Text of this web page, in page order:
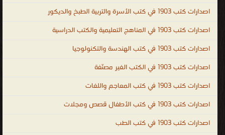
الفرنسية والشرح أيضا باللغة العربية ، كتاب تعلم اللغة التركية بدون
معلم PDF ، تعلم اللغة الايطالية بالعربية PDF ، كتاب تعلم اللغة التركية
languages ، kutub ، تعلم اللغات
اصدارات كتب 1903 في كتب الأسرة والتربية الطبخ والديكور
اصدارات كتب 1903 في المناهج التعليمية والكتب الدراسية
اصدارات كتب 1903 في كتب الهندسة والتكنولوجيا
اصدارات كتب 1903 في الكتب الغير مصنّفة
اصدارات كتب 1903 في كتب المعاجم واللغات
اصدارات كتب 1903 في كتب الأطفال قصص ومجلات
اصدارات كتب 1903 في كتب الطب